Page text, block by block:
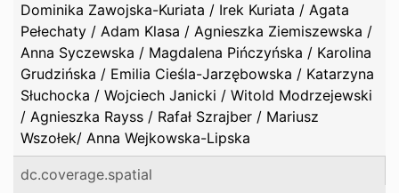
Dominika Zawojska-Kuriata / Irek Kuriata / Agata
Pełechaty / Adam Klasa / Agnieszka Ziemiszewska /
Anna Syczewska / Magdalena Pińczyńska / Karolina
Grudzińska / Emilia Cieśla-Jarzębowska / Katarzyna
Słuchocka / Wojciech Janicki / Witold Modrzejewski
/ Agnieszka Rayss / Rafał Szrajber / Mariusz
Wszołek/ Anna Wejkowska-Lipska
dc.coverage.spatial